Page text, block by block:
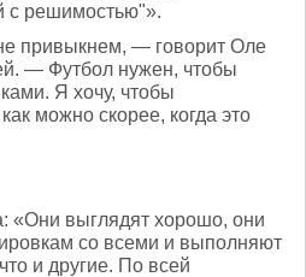
с решимостью"».
привыкнем, — говорит Оле
— Футбол нужен, чтобы
Я хочу, чтобы
можно скорее, когда это
«Они выглядят хорошо, они
со всеми и выполняют
и другие. По всей